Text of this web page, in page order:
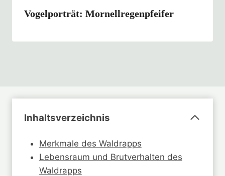
Vogelporträt: Mornellregenpfeifer
Inhaltsverzeichnis
Merkmale des Waldrapps
Lebensraum und Brutverhalten des
Waldrapps